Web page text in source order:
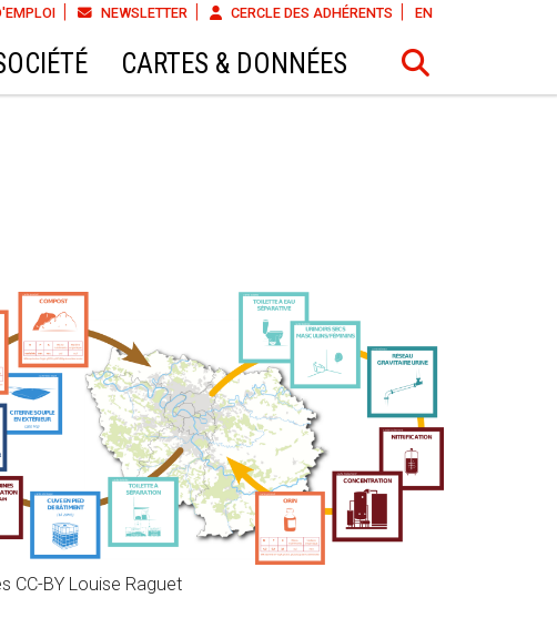
NEWSLETTER CERCLE DES ADHÉRENTS EN
CARTES & DONNÉES
CC-BY Louise Raguet